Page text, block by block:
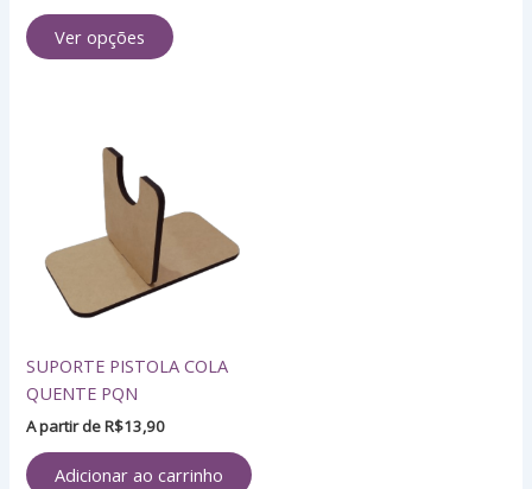
Ver opções
do
SUPORTE PISTOLA COLA
QUENTE PQN
A partir deR$13,90
Adicionar ao carrinho